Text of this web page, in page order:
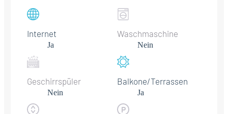
Internet
Ja
Waschmaschine
Nein
Geschirrspüler
Nein
Balkone/Terrassen
Ja